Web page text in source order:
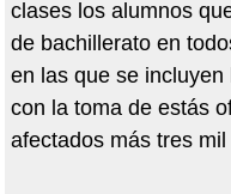
clases los alumnos
de bachillerato en
en las que se
con la toma de estás
afectados más tres